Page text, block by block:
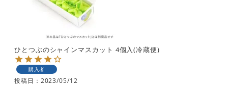
ひとつぶのシャインマスカット 4個入(冷蔵便)
購入者
投稿日 2023/05/12